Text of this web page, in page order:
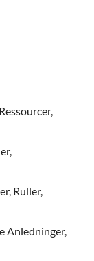
Ruller,
Anledninger,